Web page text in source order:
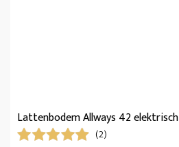
Lattenbodem Allways 42 elektrisch
(2)